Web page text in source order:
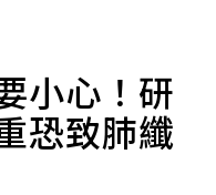
小心！研
恐致肺纖